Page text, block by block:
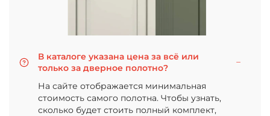
В каталоге указана цена за всё или
только за дверное полотно?
На сайте отображается минимальная
стоимость самого полотна. Чтобы узнать,
сколько будет стоить полный комплект,